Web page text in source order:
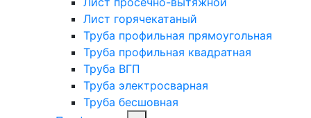
Лист горячекатаный
Труба профильная прямоугольная
Труба профильная квадратная
Труба ВГП
Труба электросварная
Труба бесшовная